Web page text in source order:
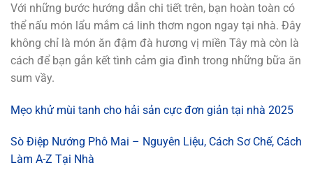
Với những bước hướng dẫn chi tiết trên, bạn hoàn toàn có
thể nấu món lẩu mắm cá linh thơm ngon ngay tại nhà. Đây
không chỉ là món ăn đậm đà hương vị miền Tây mà còn là
cách để bạn gắn kết tình cảm gia đình trong những bữa ăn
sum vầy.
Mẹo khử mùi tanh cho hải sản cực đơn giản tại nhà 2025
Sò Điệp Nướng Phô Mai – Nguyên Liệu, Cách Sơ Chế, Cách
Làm A-Z Tại Nhà